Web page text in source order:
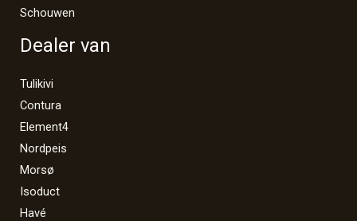
Schouwen
Dealer van
Tulikivi
Contura
Element4
Nordpeis
Morsø
Isoduct
Havé